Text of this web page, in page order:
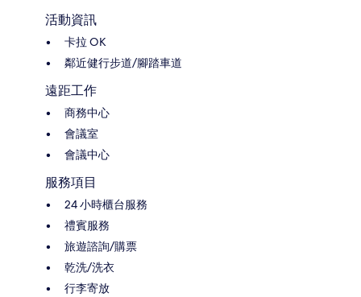
活動資訊
卡拉 OK
鄰近健行步道/腳踏車道
遠距工作
商務中心
會議室
會議中心
服務項目
24 小時櫃台服務
禮賓服務
旅遊諮詢/購票
乾洗/洗衣
行李寄放